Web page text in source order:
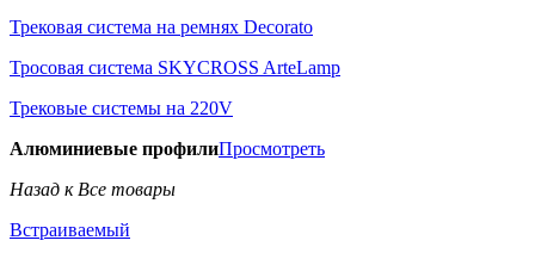
Трековая система на ремнях Decorato
Тросовая система SKYCROSS ArteLamp
Трековые системы на 220V
Алюминиевые профилиПросмотреть
Назад к Все товары
Встраиваемый